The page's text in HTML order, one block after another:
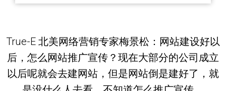
True-E 北美网络营销专家梅景松：网站建设好以
后，怎么网站推广宣传？现在大部分的公司成立
以后呢就会去建网站，但是网站倒是建好了，就